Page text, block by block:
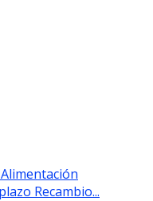
Recambio...